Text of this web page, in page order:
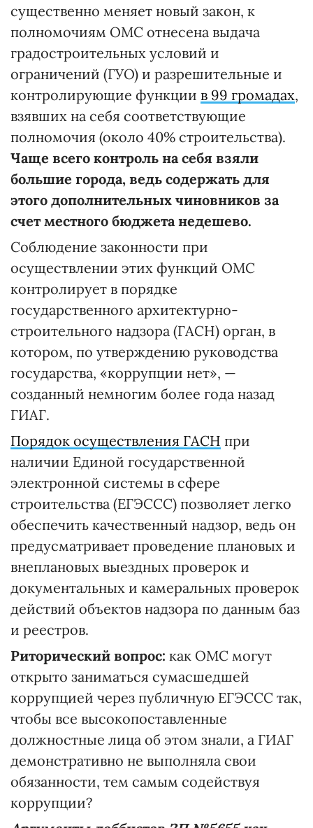
существенно меняет новый закон, к
полномочиям ОМС отнесена выдача
градостроительных условий и
ограничений (ГУО) и разрешительные и
контролирующие функции в 99 громадах,
взявших на себя соответствующие
полномочия (около 40% строительства).
Чаще всего контроль на себя взяли
большие города, ведь содержать для
этого дополнительных чиновников за
счет местного бюджета недешево.
Соблюдение законности при
осуществлении этих функций ОМС
контролирует в порядке
государственного архитектурно-
строительного надзора (ГАСН) орган, в
котором, по утверждению руководства
государства, «коррупции нет», —
созданный немногим более года назад
ГИАГ.
Порядок осуществления ГАСН при
наличии Единой государственной
электронной системы в сфере
строительства (ЕГЭССС) позволяет легко
обеспечить качественный надзор, ведь он
предусматривает проведение плановых и
внеплановых выездных проверок и
документальных и камеральных проверок
действий объектов надзора по данным баз
и реестров.
Риторический вопрос: как ОМС могут
открыто заниматься сумасшедшей
коррупцией через публичную ЕГЭССС так,
чтобы все высокопоставленные
должностные лица об этом знали, а ГИАГ
демонстративно не выполняла свои
обязанности, тем самым содействуя
коррупции?